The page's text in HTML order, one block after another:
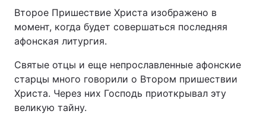
Контакти
Послуги
Второе Пришествие Христа изображено в
момент, когда будет совершаться последняя
афонская литургия.
Святые отцы и еще непрославленные афонские
старцы много говорили о Втором пришествии
Христа. Через них Господь приоткрывал эту
великую тайну.